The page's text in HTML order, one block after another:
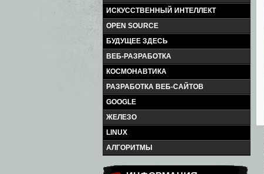
ИСКУССТВЕННЫЙ ИНТЕЛЛЕКТ
OPEN SOURCE
БУДУЩЕЕ ЗДЕСЬ
ВЕБ-РАЗРАБОТКА
КОСМОНАВТИКА
РАЗРАБОТКА ВЕБ-САЙТОВ
GOOGLE
ЖЕЛЕЗО
LINUX
АЛГОРИТМЫ